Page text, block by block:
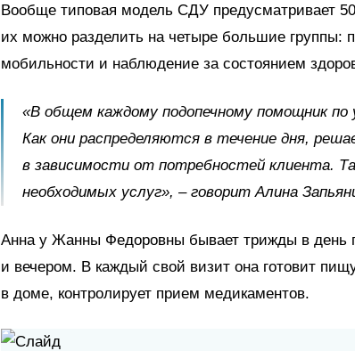
Вообще типовая модель СДУ предусматривает
их можно разделить на четыре большие группы:
мобильности и наблюдение за состоянием
«В общем каждому подопечному помощник
Как они распределяются в течение дня,
в зависимости от потребностей клиента.
необходимых услуг», –говорит Алина
Анна у Жанны Федоровны бывает трижды в день
и вечером. В каждый свой визит она готовит
в доме, контролирует прием медикаментов.